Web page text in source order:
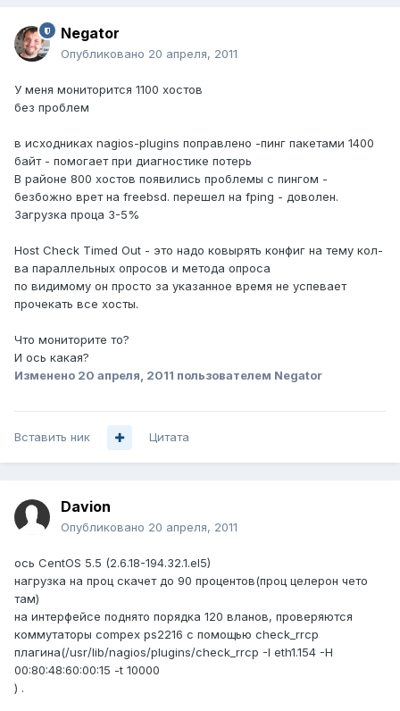
Negator
Опубликовано 20 апреля, 2011
У меня мониторится 1100 хостов
без проблем
в исходниках nagios-plugins поправлено -пинг пакетами 1400
байт - помогает при диагностике потерь
В районе 800 хостов появились проблемы с пингом -
безбожно врет на freebsd. перешел на fping - доволен.
Загрузка проца 3-5%
Host Check Timed Out - это надо ковырять конфиг на тему кол-
ва параллельных опросов и метода опроса
по видимому он просто за указанное время не успевает
прочекать все хосты.
Что мониторите то?
И ось какая?
Изменено 20 апреля, 2011 пользователем Negator
Вставить ник Цитата
Davion
Опубликовано 20 апреля, 2011
ось CentOS 5.5 (2.6.18-194.32.1.el5)
нагрузка на проц скачет до 90 процентов(проц целерон чето
там)
на интерфейсе поднято порядка 120 вланов, проверяются
коммутаторы compex ps2216 с помощью check_rrcp
плагина(/usr/lib/nagios/plugins/check_rrcp -I eth1.154 -H
00:80:48:60:00:15 -t 10000
) .